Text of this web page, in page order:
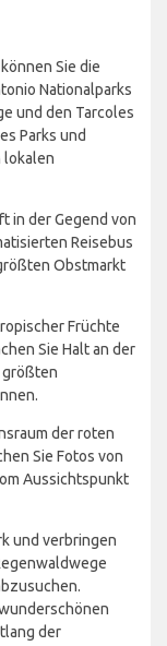
Sie die
Nationalparks
und den Tarcoles
Parks und
lokalen
in der Gegend von
Reisebus
Obstmarkt
Früchte
Sie Halt an der
größten
der roten
Sie Fotos von
Aussichtspunkt
und verbringen
der